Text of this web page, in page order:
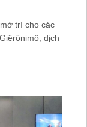
trí cho các
dịch